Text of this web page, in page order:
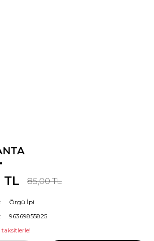
TL 85,00 TL
Örgü İpi
96369855825
taksitlerle!